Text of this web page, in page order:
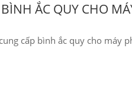
ẮC QUY CHO
cấp bình ắc quy cho